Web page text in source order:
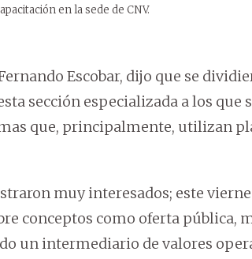
en la sede de CNV.
Escobar, dijo que se
sección especializada a los que
que, principalmente, utilizan
muy interesados; este
conceptos como oferta pública,
un intermediario de valores